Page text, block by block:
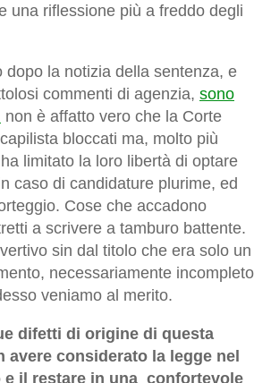
una riflessione più a freddo degli
dopo la notizia della sentenza, e
commenti di agenzia, sono
non è affatto vero che la Corte
bloccati ma, molto più
limitato la loro libertà di optare
caso di candidature plurime, ed
Cose che accadono
a scrivere a tamburo battente.
sin dal titolo che era solo un
necessariamente incompleto
veniamo al merito.
difetti di origine di questa
avere considerato la legge nel
e il restare in una confortevole